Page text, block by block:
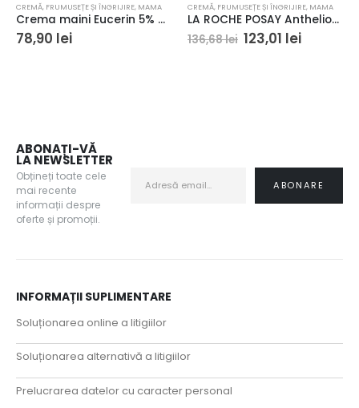
CREMĂ, FRUMUSEȚE ȘI ÎNGRIJIRE, MAMA
Crema maini Eucerin 5% Urea Repair Plus 75 ml
78,90 lei
CREMĂ, FRUMUSEȚE ȘI ÎNGRIJIRE, MAMA
LA ROCHE POSAY Anthelios Post-UV Exposure Lapte după soare, 400 ml
136,68lei Prețul
inițial
123,01 leiPrețul
ABONAȚI-VĂ
LA NEWSLETTER
Obțineți toate cele
mai recente
informații despre
oferte și promoții.
INFORMAȚII SUPLIMENTARE
Soluționarea online a litigiilor
Soluționarea alternativă a litigiilor
Prelucrarea datelor cu caracter personal